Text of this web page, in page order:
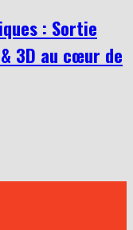
: Sortie
3D au cœur de